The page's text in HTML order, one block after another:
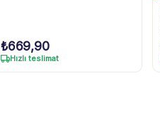
₺669,90
Hızlı teslimat